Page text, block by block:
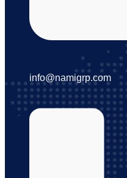
info@namigrp.com